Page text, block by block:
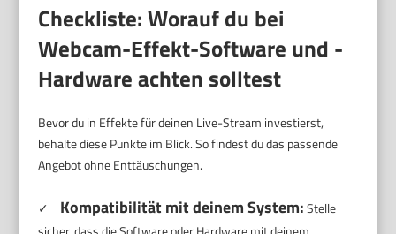
Checkliste: Worauf du bei
Webcam-Effekt-Software und -
Hardware achten solltest
Bevor du in Effekte für deinen Live-Stream investierst,
behalte diese Punkte im Blick. So findest du das passende
Angebot ohne Enttäuschungen.
✓ Kompatibilität mit deinem System:Stelle